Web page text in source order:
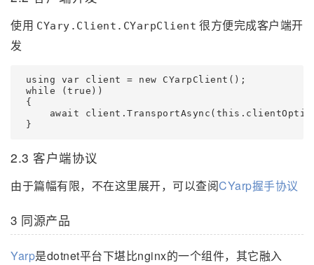
使用 CYary.Client.CYarpClient 很方便完成客户端开
发
using var client = new CYarpClient();
while (true))
{
await
2.3 客户端协议
由于篇幅有限，不在这里展开，可以查阅CYarp握手协议
3 同源产品
Yarp是dotnet平台下堪比nginx的一个组件，其它融入